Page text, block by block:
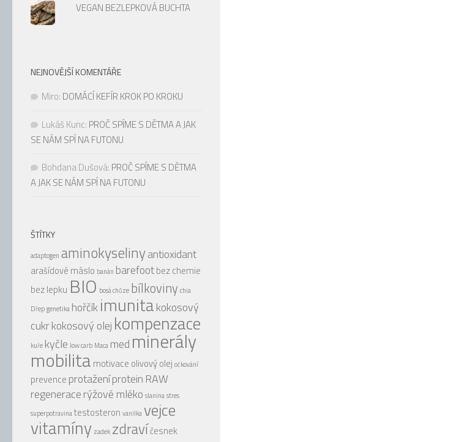
VEGAN BEZLEPKOVÁ BUCHTA
NEJNOVĚJŠÍ KOMENTÁŘE
Miro: DOMÁCÍ KEFÍR KROK PO KROKU
Lukáš Kunc: PROČ SPÍME S DĚTMA A JAK
SE NÁM SPÍ NA FUTONU
Bohdana Dušová: PROČ SPÍME S DĚTMA
A JAK SE NÁM SPÍ NA FUTONU
ŠTÍTKY
adaptogen aminokyselinyantioxidant
arašídové máslo banán barefootbez chemie
bez lepku BIO bosá chůze bílkoviny chia
Dřepgenetika hořčíkimunitakokosový
cukrkokosový olej kompenzace
kuře kyčle low carb Maca med minerály
mobilita motivace olivový olej očkování
prevence protaženíprotein RAW
regeneracerýžové mléko slaninastres
superpotravinatestosteron vanilka vejce
vitamíny zadek zdravíčesnek